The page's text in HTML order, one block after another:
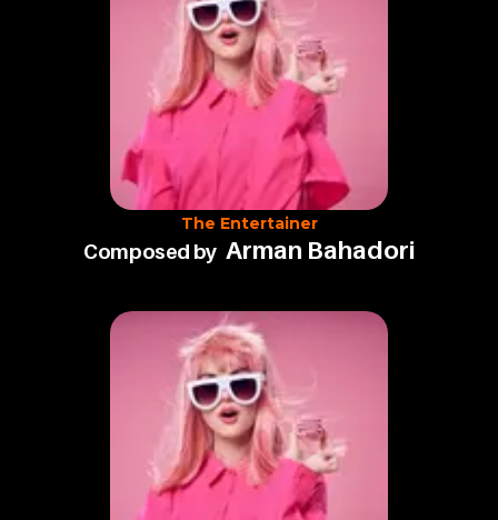
The Entertainer
Composed by Arman Bahadori